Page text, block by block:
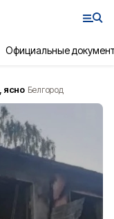
Официальные
ясно Белгород